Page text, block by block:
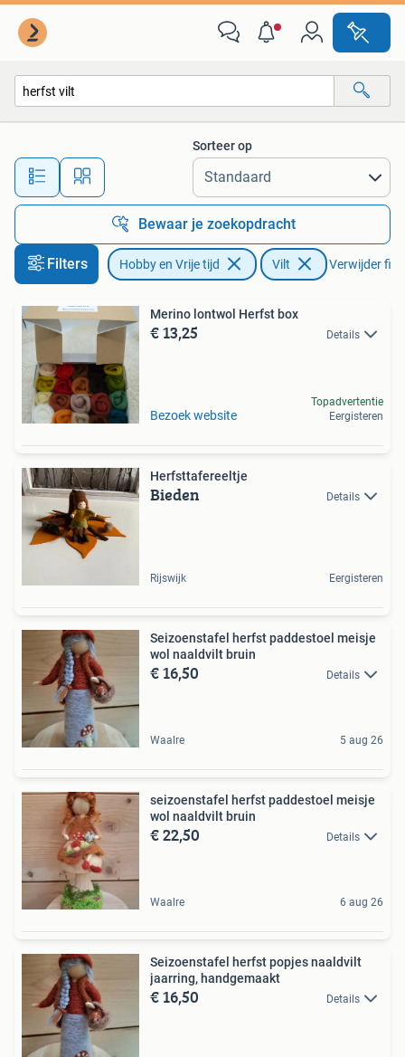
Alle afstanden…
Sorteer op
Bewaar je zoekopdracht
Filters Hobby en Vrije tijd Vilt Verwijder
Merino lontwol Herfst box
€ 13,25 Details
Bezoek website
Topadvertentie
Eergisteren
Herfsttafereeltje
Bieden Details
Rijswijk Eergisteren
Seizoenstafel herfst paddestoel meisje
wol naaldvilt bruin
€ 16,50 Details
Waalre 5 aug 26
seizoenstafel herfst paddestoel meisje
wol naaldvilt bruin
€ 22,50 Details
Waalre 6 aug 26
Seizoenstafel herfst popjes naaldvilt
jaarring, handgemaakt
€ 16,50 Details